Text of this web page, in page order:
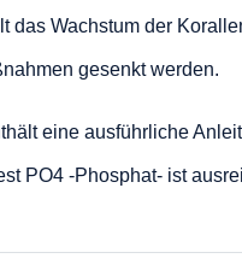
das Wachstum der
gesenkt werden.
eine ausführliche
PO4 -Phosphat- ist